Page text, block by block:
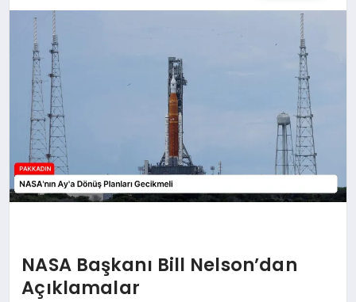
YEMEK
KIMDIR?
HESAPLAMALAR
NASA Başkanı Bill Nelson’dan
Açıklamalar